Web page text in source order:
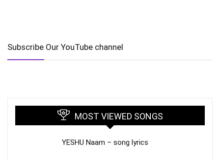
Subscribe Our YouTube channel
MOST VIEWED SONGS
YESHU Naam – song lyrics